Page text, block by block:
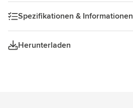
Spezifikationen & Informationen
Herunterladen